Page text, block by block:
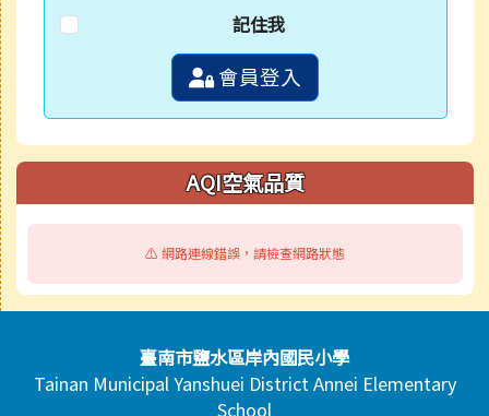
記住我
會員登入
AQI空氣品質
⚠️ 網路連線錯誤，請檢查網路狀態
頁尾區域內容臺南市鹽水區岸內國民小學
Tainan Municipal Yanshuei District Annei Elementary
School